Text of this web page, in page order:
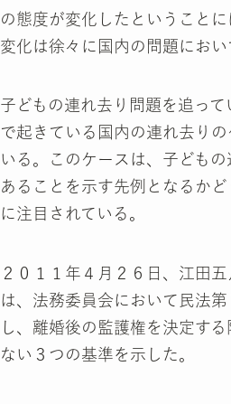
の態度が変化したということに
変化は徐々に国内の問題におい
子どもの連れ去り問題を追っ
で起きている国内の連れ去り
いる。このケースは、子ども
あることを示す先例となるか
に注目されている。
２０１１年４月２６日、江田五
は、法務委員会において民法
し、離婚後の監護権を決定す
ない３つの基準を示した。